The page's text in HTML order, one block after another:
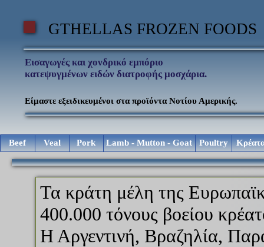
Είμαστε εξειδικευμένοι στα προϊόντα Νοτίου Αμερικής.
Beef Veal Pork Lamb - Mutton - Goat Poultry
Εισαγωγές και χονδρικό εμπόριο
κατεψυγμένων ειδών διατροφής μοσχάρια.
GTHELLAS FROZEN FOODS
Τα κράτη μέλη της
400.000 τόνους βοείου
Η Αργεντινή, Βραζηλία,